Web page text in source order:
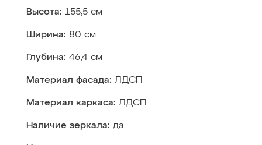
Высота: 155,5 см
Ширина: 80 см
Глубина: 46,4 см
Материал фасада: ЛДСП
Материал каркаса: ЛДСП
Наличие зеркала: да